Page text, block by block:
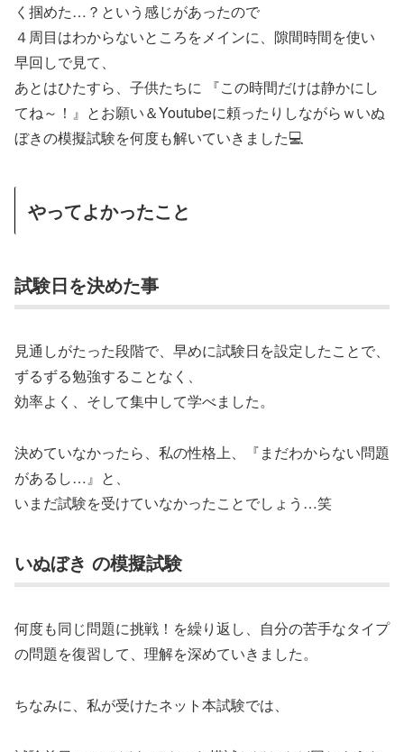
く掴めた…？という感じがあったので
４周目はわからないところをメインに、隙間時間を使い
早回しで見て、
あとはひたすら、子供たちに 『この時間だけは静かにし
てね～！』とお願い＆Youtubeに頼ったりしながらｗいぬ
ぼきの模擬試験を何度も解いていきました💻
やってよかったこと
試験日を決めた事
見通しがたった段階で、早めに試験日を設定したことで、
ずるずる勉強することなく、
効率よく、そして集中して学べました。
決めていなかったら、私の性格上、『まだわからない問題
があるし…』と、
いまだ試験を受けていなかったことでしょう…笑
いぬぼき の模擬試験
何度も同じ問題に挑戦！を繰り返し、自分の苦手なタイプ
の問題を復習して、理解を深めていきました。
ちなみに、私が受けたネット本試験では、